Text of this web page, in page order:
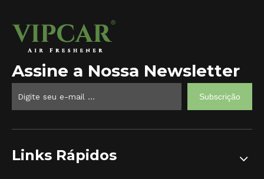
Assine a Nossa Newsletter
Subscrição
Links Rápidos